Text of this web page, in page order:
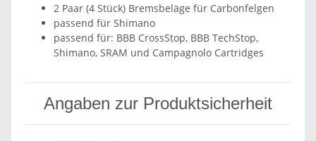
2 Paar (4 Stück) Bremsbeläge für Carbonfelgen
passend für Shimano
passend für: BBB CrossStop, BBB TechStop,
Shimano, SRAM und Campagnolo Cartridges
Angaben zur Produktsicherheit